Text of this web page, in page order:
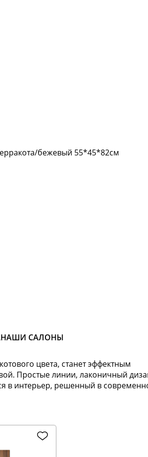
НАШИ САЛОНЫ
цвета, станет эффектным
Простые линии, лаконичный
в интерьер, решенный в